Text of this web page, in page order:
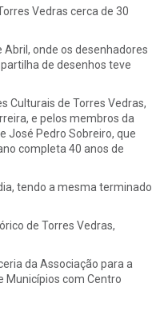
Vedras cerca de 30
onde os desenhadores
de desenhos teve
Culturais de Torres Vedras,
e pelos membros da
José Pedro Sobreiro, que
completa 40 anos de
tendo a mesma terminado
de Torres Vedras,
da Associação para a
Municípios com Centro